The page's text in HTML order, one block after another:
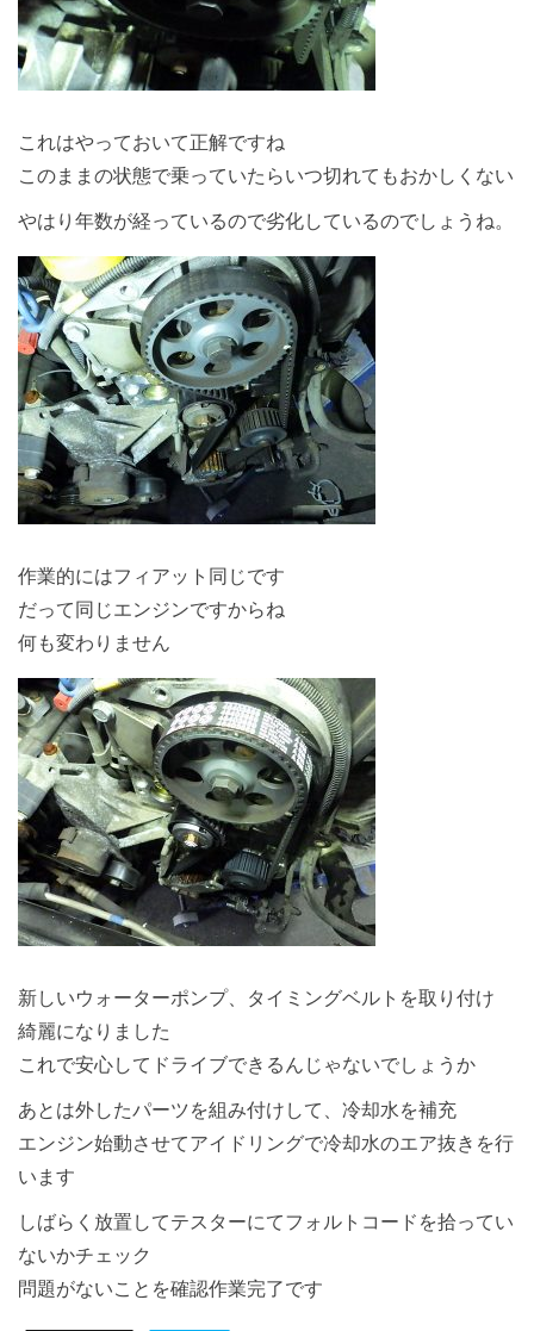
これはやっておいて正解ですね
このままの状態で乗っていたらいつ切れてもおかしくない
やはり年数が経っているので劣化しているのでしょうね。
作業的にはフィアット同じです
だって同じエンジンですからね
何も変わりません
新しいウォーターポンプ、タイミングベルトを取り付け
綺麗になりました
これで安心してドライブできるんじゃないでしょうか
あとは外したパーツを組み付けして、冷却水を補充
エンジン始動させてアイドリングで冷却水のエア抜きを行
います
しばらく放置してテスターにてフォルトコードを拾ってい
ないかチェック
問題がないことを確認作業完了です